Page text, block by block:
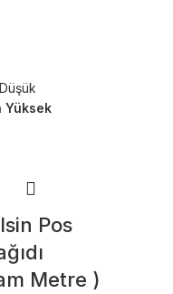
Yüksek
Pos
Metre )